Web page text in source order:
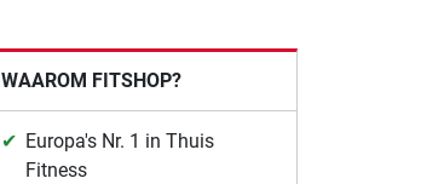
WAAROM FITSHOP?
Europa's Nr. 1 in Thuis
Fitness